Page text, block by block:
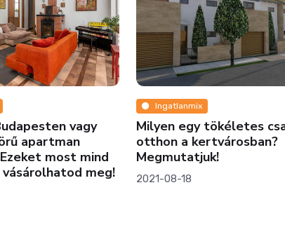
Milyen egy tökéletes családi
otthon a kertvárosban?
Megmutatjuk!
2021-08-18
Élj
nívódíjas